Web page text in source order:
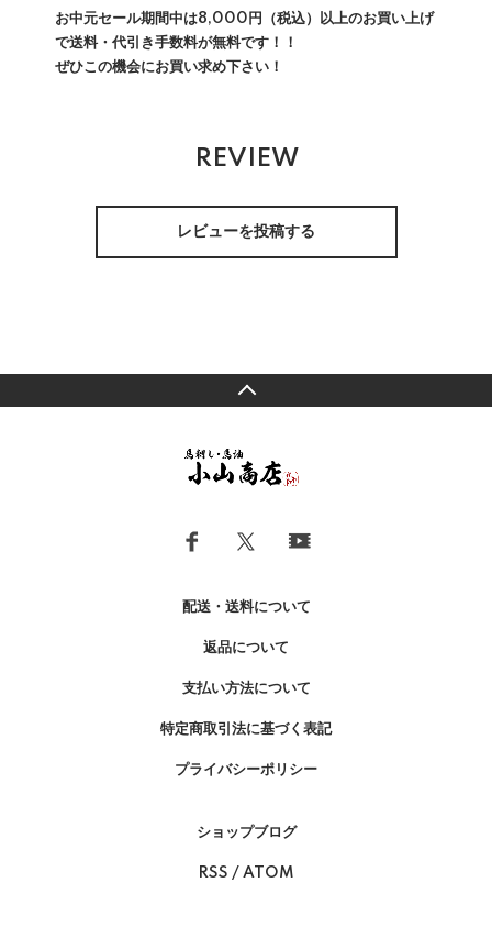
お中元セール期間中は8,000円（税込）以上のお買い上げ
で送料・代引き手数料が無料です！！
ぜひこの機会にお買い求め下さい！
REVIEW
レビューを投稿する
配送・送料について
返品について
支払い方法について
特定商取引法に基づく表記
プライバシーポリシー
ショップブログ
RSS / ATOM